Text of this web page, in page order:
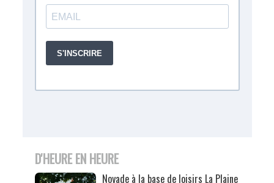
D'HEURE EN HEURE
Noyade à la base de loisirs La Plaine